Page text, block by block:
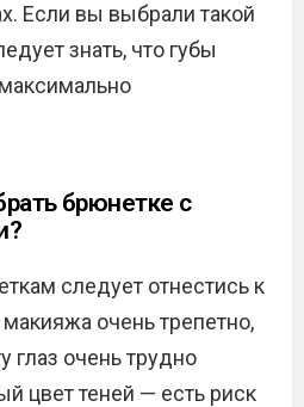
Если вы выбрали такой
знать, что губы
брюнетке с
следует отнестись к
очень трепетно,
глаз очень трудно
цвет теней — есть риск